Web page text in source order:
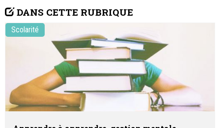
DANS CETTE RUBRIQUE
Scolarité